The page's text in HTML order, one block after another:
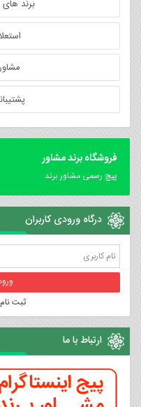
برند های
فروشگاه برند مشاور
پیچ رسمی مشاور برند
درگاه ورودی کاربران
ثبت نام
ارتباط با ما